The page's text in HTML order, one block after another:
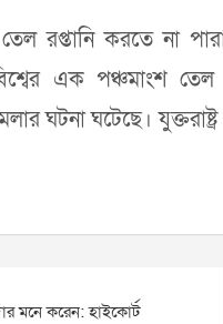
তেল রপ্তানি করতে না
এক পঞ্চমাংশ
ঘটনা ঘটেছে।
মনে করেন: হাইকোর্ট